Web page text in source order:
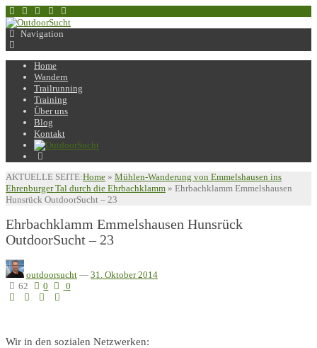
Navigation
Home
Wandern
Trailrunning
Training
Über uns
Blog
Kontakt
AKTUELLE SEITE:Home » Mühlen-Wanderung von Emmelshausen ins
Ehrenburger Tal durch die Ehrbachklamm » Ehrbachklamm Emmelshausen
Hunsrück OutdoorSucht – 23
Ehrbachklamm Emmelshausen Hunsrück
OutdoorSucht – 23
outdoorsucht — 31. Oktober 2014
62
0 0
Wir in den sozialen Netzwerken: